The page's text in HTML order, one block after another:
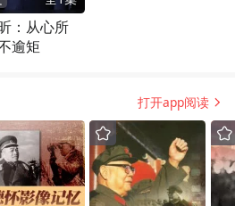
：从心所
逾矩
打开app阅读